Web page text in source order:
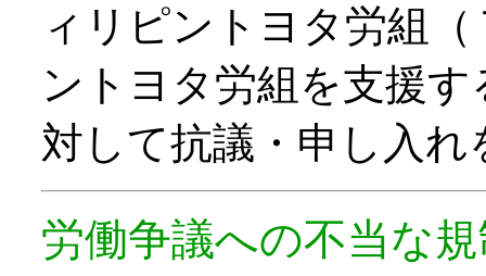
ィリピントヨタ労組
ントヨタ労組を支援
対して抗議・申し入れ
労働争議への不当な